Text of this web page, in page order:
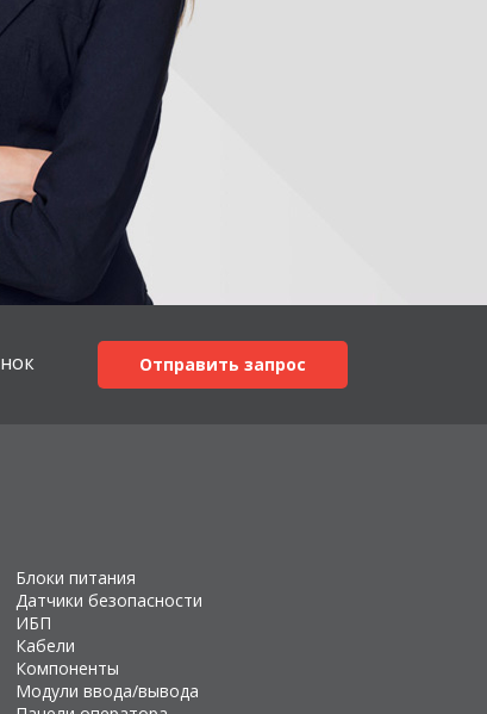
Отправить запрос
Блоки питания
Датчики безопасности
ИБП
Кабели
Компоненты
Модули ввода/вывода